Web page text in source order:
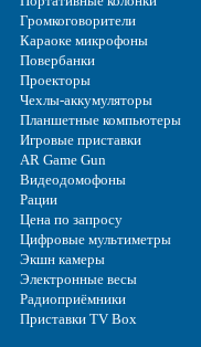
Громкоговорители
Караоке микрофоны
Повербанки
Проекторы
Чехлы-аккумуляторы
Планшетные компьютеры
Игровые приставки
AR Game Gun
Видеодомофоны
Рации
Цена по запросу
Цифровые мультиметры
Экшн камеры
Электронные весы
Радиоприёмники
Приставки TV Box